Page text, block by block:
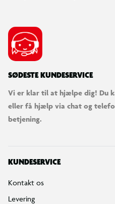
SØDESTE KUNDESERVICE
Vi er klar til at hjælpe dig! Du
eller få hjælp via chat og
betjening.
KUNDESERVICE
Kontakt os
Levering